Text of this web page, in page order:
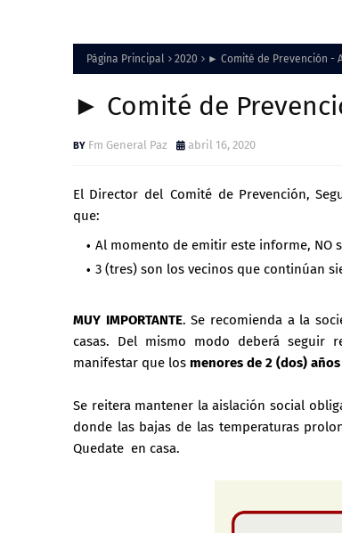
Página Principal 2020 ► Comité de Prevención -
► Comité de
Fm General Paz abril 16, 2020
El Director del Comité de Prevención,
que:
Al momento de emitir este informe, NO
3 (tres) son los vecinos que continúan
MUY IMPORTANTE. Se recomienda a la
casas. Del mismo modo deberá seguir
manifestar que los menores de 2 (dos) años
Se reitera mantener la aislación social
donde las bajas de las temperaturas
Quedate en casa.